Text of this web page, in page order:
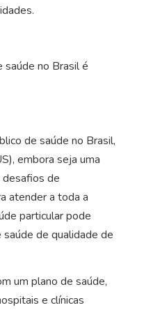
saúde no Brasil é
de saúde no Brasil,
embora seja uma
de
atender a toda a
particular pode
de qualidade de
um plano de saúde,
e clínicas